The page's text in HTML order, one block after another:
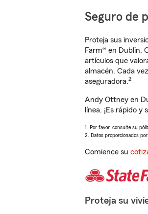
Seguro de
Proteja sus
Farm® en Dublin,
artículos que
almacén. Cada
aseguradora.2
Andy Ottney en
línea. ¡Es rápido y
1. Por favor, consulte su
2. Datos proporcionados
Comience su
Proteja su